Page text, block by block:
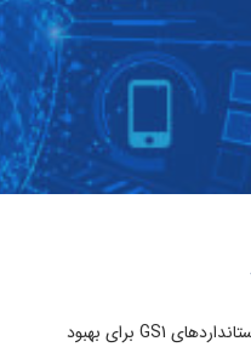
استفاده از استانداردهای GS1 برای بهبود